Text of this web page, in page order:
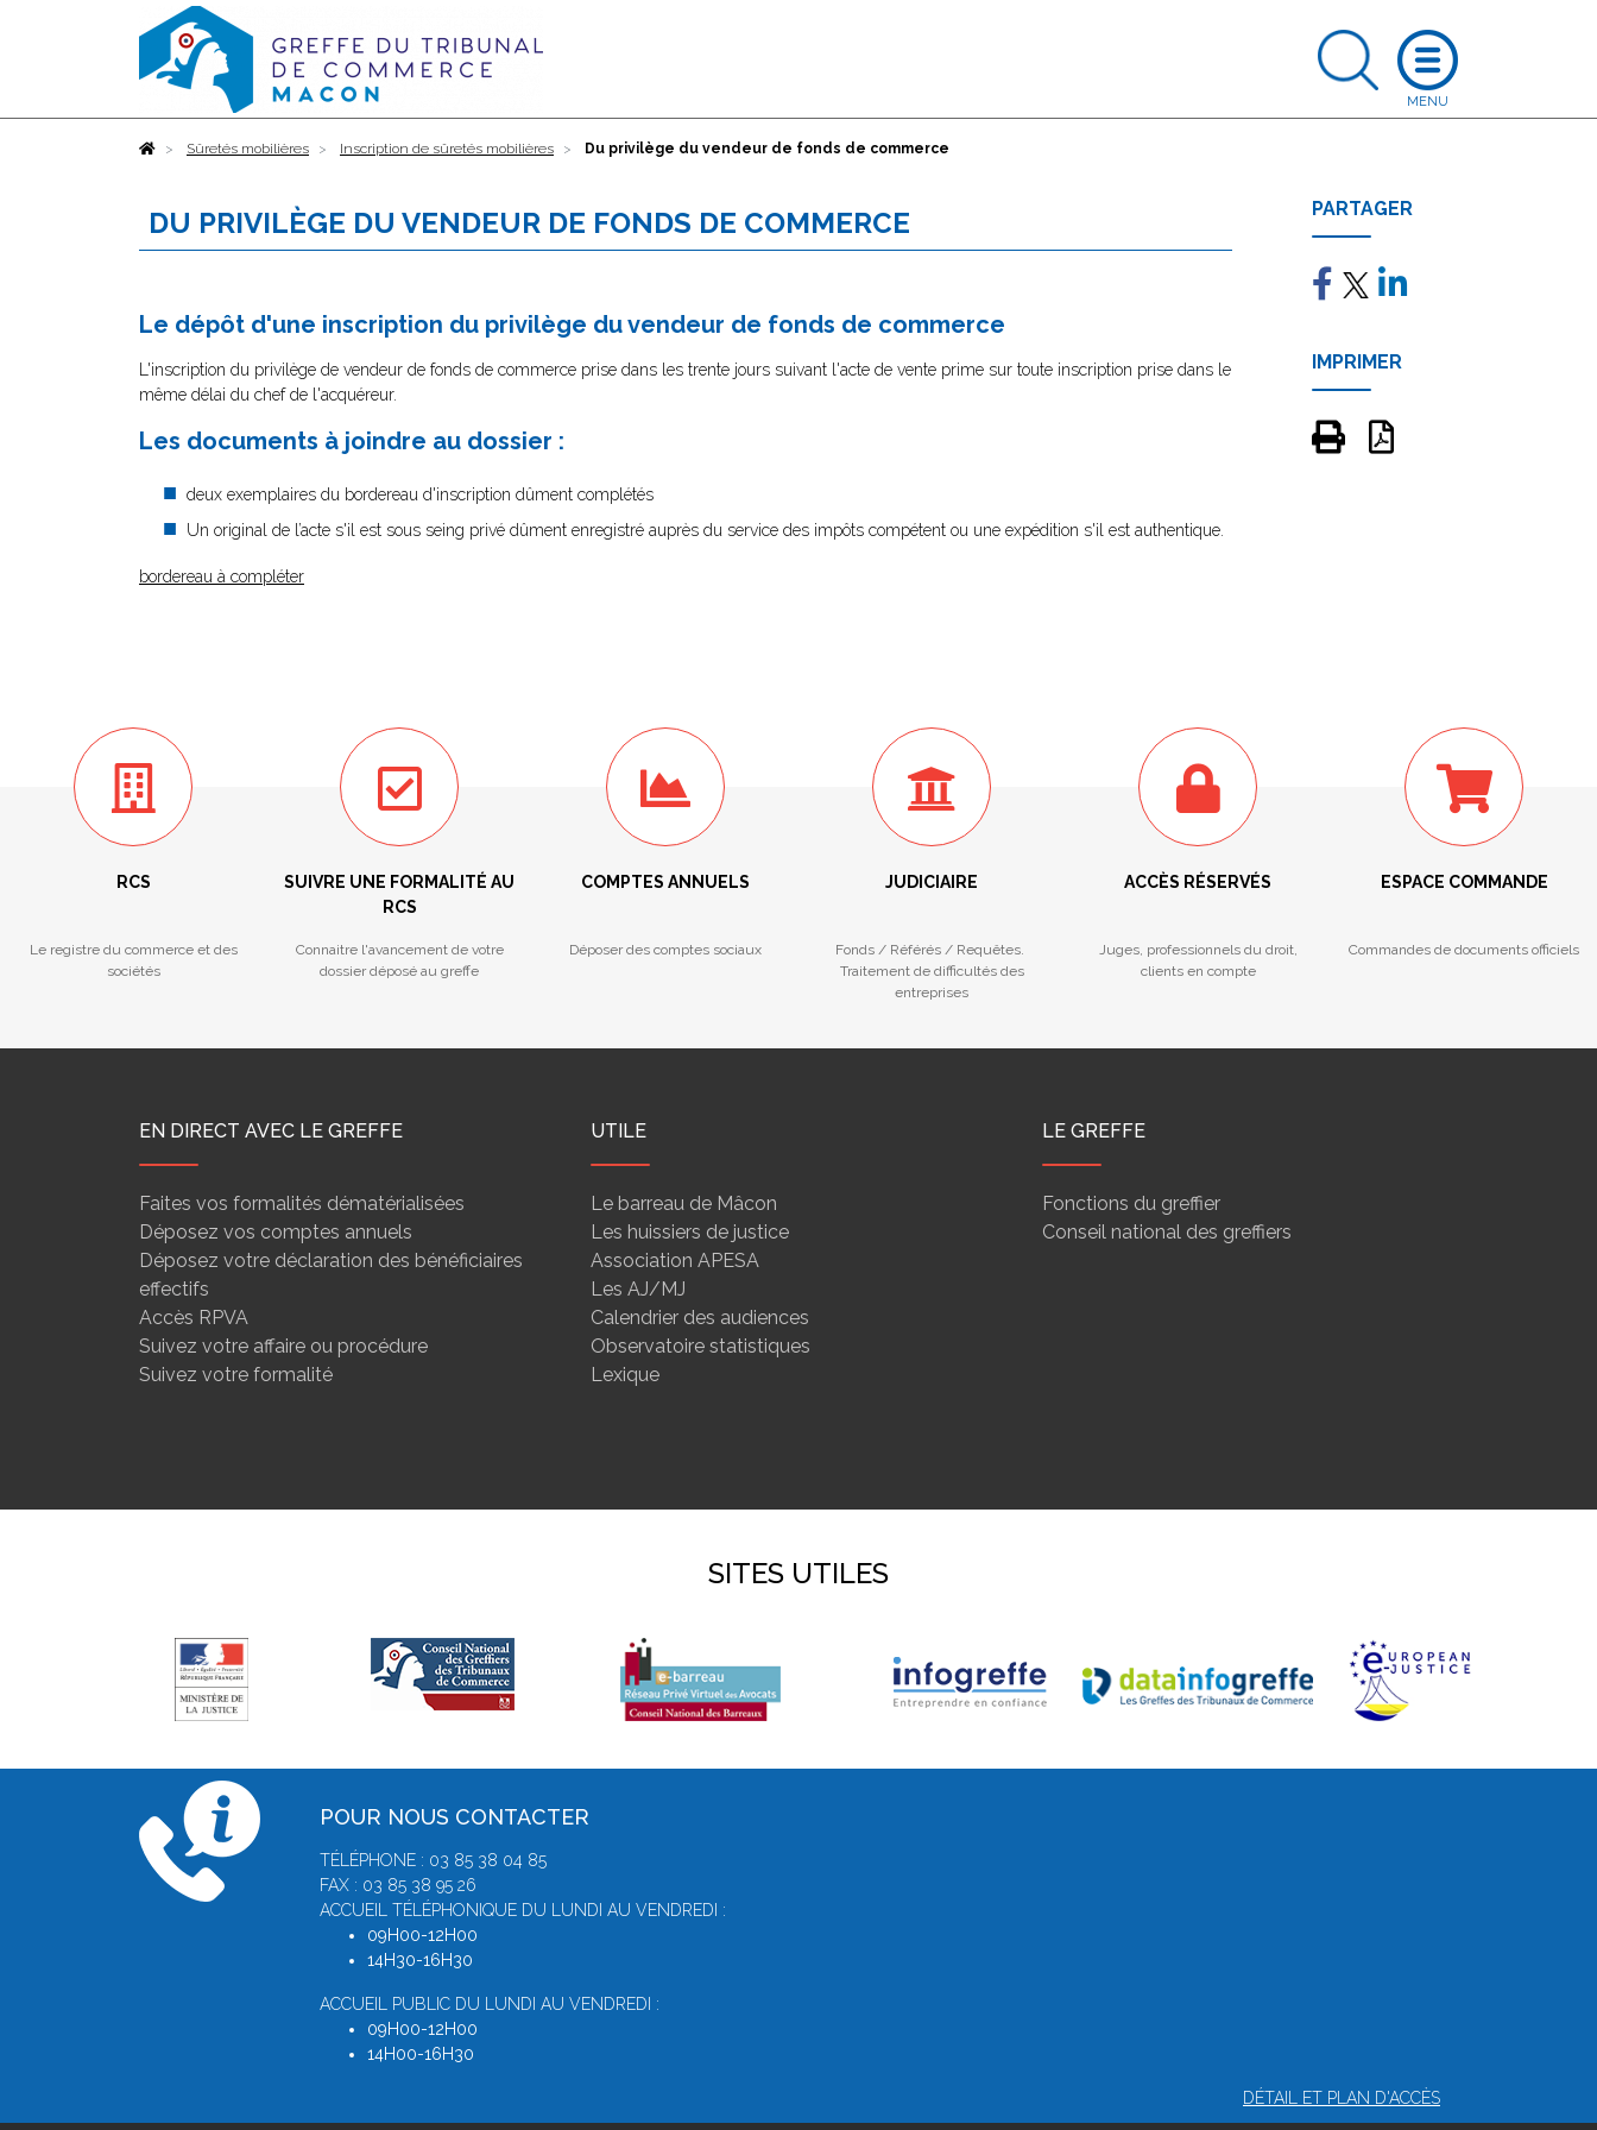
AccueilSûretés mobilières Inscription de sûretés mobilières Du privilège du vendeur de fonds de commerce
DU PRIVILÈGE DU VENDEUR DE FONDS DE COMMERCE
Le dépôt d'une inscription du privilège du vendeur de fonds de commerce
L'inscription du privilège de vendeur de fonds de commerce prise dans les trente jours suivant l'acte de vente prime sur toute inscription prise dans le
même délai du chef de l'acquéreur.
Les documents à joindre au dossier :
deux exemplaires du bordereau d'inscription dûment complétés
Un original de l’acte s'il est sous seing privé dûment enregistré auprès du service des impôts compétent ou une expédition s'il est authentique.
bordereau à compléter
PARTAGER
IMPRIMER
RCS
Le registre du commerce et des
sociétés
SUIVRE UNE FORMALITÉ AU
RCS
Connaitre l'avancement de votre
dossier déposé au greffe
COMPTES ANNUELS
Déposer des comptes sociaux
JUDICIAIRE
Fonds / Référés / Requêtes.
Traitement de difficultés des
entreprises
ACCÈS RÉSERVÉS
Juges, professionnels du droit,
clients en compte
ESPACE COMMANDE
Commandes de documents officiels
EN DIRECT AVEC LE GREFFE
Faites vos formalités dématérialisées
Déposez vos comptes annuels
Déposez votre déclaration des bénéficiaires
effectifs
Accès RPVA
Suivez votre affaire ou procédure
Suivez votre formalité
UTILE
Le barreau de Mâcon
Les huissiers de justice
Association APESA
Les AJ/MJ
Calendrier des audiences
Observatoire statistiques
Lexique
LE GREFFE
Fonctions du greffier
Conseil national des greffiers
SITES UTILES
POUR NOUS CONTACTER
TÉLÉPHONE : 03 85 38 04 85
FAX : 03 85 38 95 26
ACCUEIL TÉLÉPHONIQUE DU LUNDI AU VENDREDI :
09H00-12H00
14H30-16H30
ACCUEIL PUBLIC DU LUNDI AU VENDREDI :
09H00-12H00
14H00-16H30
DÉTAIL ET PLAN D'ACCÈS